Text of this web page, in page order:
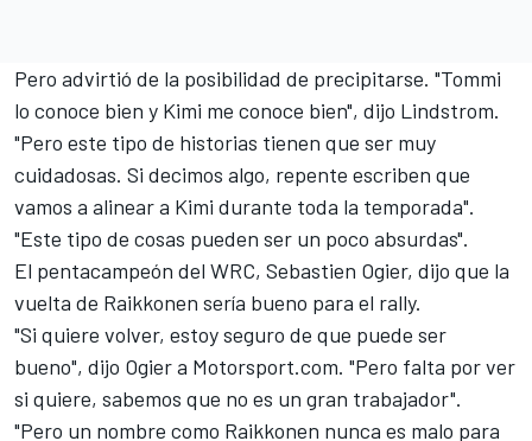
Pero advirtió de la posibilidad de precipitarse. "Tommi
lo conoce bien y Kimi me conoce bien", dijo Lindstrom.
"Pero este tipo de historias tienen que ser muy
cuidadosas. Si decimos algo, repente escriben que
vamos a alinear a Kimi durante toda la temporada".
"Este tipo de cosas pueden ser un poco absurdas".
El pentacampeón del WRC, Sebastien Ogier, dijo que la
vuelta de Raikkonen sería bueno para el rally.
"Si quiere volver, estoy seguro de que puede ser
bueno", dijo Ogier a Motorsport.com. "Pero falta por ver
si quiere, sabemos que no es un gran trabajador".
"Pero un nombre como Raikkonen nunca es malo para